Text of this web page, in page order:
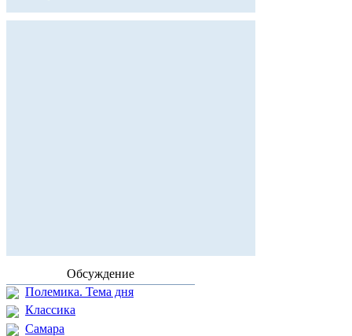
Обсуждение
Полемика. Тема дня
Классика
Самара